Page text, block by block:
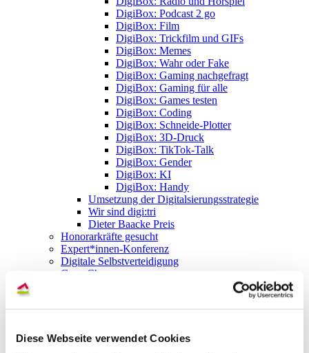
Diese Webseite verwendet Cookies
DigiBox: Podcast 2 go
DigiBox: Film
DigiBox: Trickfilm und GIFs
DigiBox: Memes
DigiBox: Wahr oder Fake
DigiBox: Gaming nachgefragt
DigiBox: Gaming für alle
DigiBox: Games testen
DigiBox: Coding
DigiBox: Schneide-Plotter
DigiBox: 3D-Druck
DigiBox: TikTok-Talk
DigiBox: Gender
DigiBox: KI
DigiBox: Handy
Umsetzung der Digitalsierungsstrategie
Wir sind digi:tri
Dieter Baacke Preis
Honorarkräfte gesucht
Expert*innen-Konferenz
Digitale Selbstverteidigung
GameChanger
Kühler Kopf
TikTok-Camp